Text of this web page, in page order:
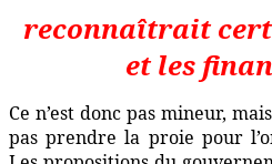
reconnaîtrait
et les
Ce n’est donc pas mineur,
pas prendre la proie pour